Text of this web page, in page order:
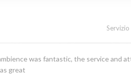
Servizio
was fantastic, the service and
great